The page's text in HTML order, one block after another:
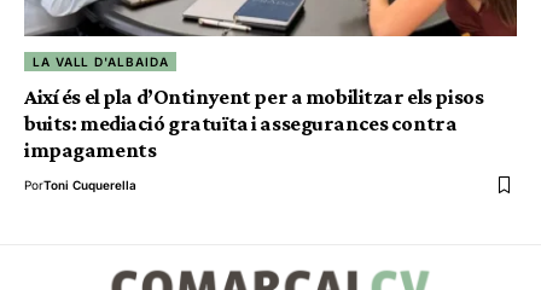
LA VALL D'ALBAIDA
Així és el pla d’Ontinyent per a mobilitzar els pisos
buits: mediació gratuïta i assegurances contra
impagaments
PorToni Cuquerella